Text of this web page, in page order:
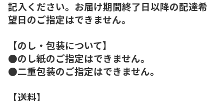
記入ください。お届け期間終了日以降の配達希
望日のご指定はできません。
【のし・包装について】
●のし紙のご指定はできません。
●二重包装のご指定はできません。
【送料】